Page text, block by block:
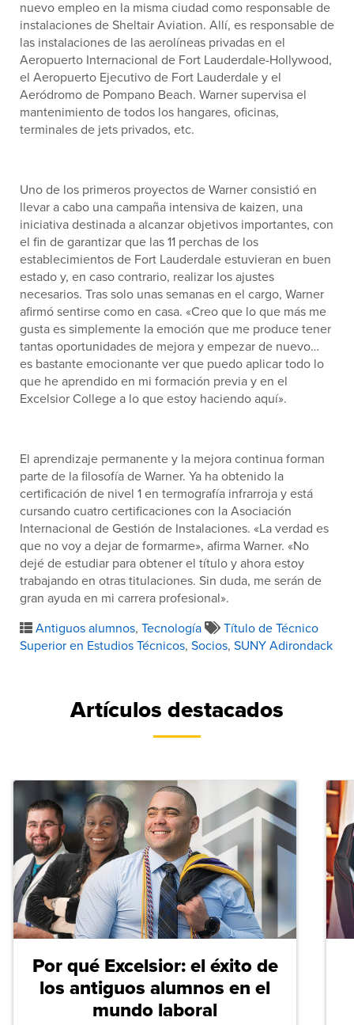
nuevo empleo en la misma ciudad como responsable de
instalaciones de Sheltair Aviation. Allí, es responsable de
las instalaciones de las aerolíneas privadas en el
Aeropuerto Internacional de Fort Lauderdale-Hollywood,
el Aeropuerto Ejecutivo de Fort Lauderdale y el
Aeródromo de Pompano Beach. Warner supervisa el
mantenimiento de todos los hangares, oficinas,
terminales de jets privados, etc.
Uno de los primeros proyectos de Warner consistió en
llevar a cabo una campaña intensiva de kaizen, una
iniciativa destinada a alcanzar objetivos importantes, con
el fin de garantizar que las 11 perchas de los
establecimientos de Fort Lauderdale estuvieran en buen
estado y, en caso contrario, realizar los ajustes
necesarios. Tras solo unas semanas en el cargo, Warner
afirmó sentirse como en casa. «Creo que lo que más me
gusta es simplemente la emoción que me produce tener
tantas oportunidades de mejora y empezar de nuevo…
es bastante emocionante ver que puedo aplicar todo lo
que he aprendido en mi formación previa y en el
Excelsior College a lo que estoy haciendo aquí».
El aprendizaje permanente y la mejora continua forman
parte de la filosofía de Warner. Ya ha obtenido la
certificación de nivel 1 en termografía infrarroja y está
cursando cuatro certificaciones con la Asociación
Internacional de Gestión de Instalaciones. «La verdad es
que no voy a dejar de formarme», afirma Warner. «No
dejé de estudiar para obtener el título y ahora estoy
trabajando en otras titulaciones. Sin duda, me serán de
gran ayuda en mi carrera profesional».
Antiguos alumnos, Tecnología
Título de Técnico
Superior en Estudios Técnicos, Socios, SUNY Adirondack
Artículos destacados
Por qué Excelsior: el éxito de
los antiguos alumnos en el
mundo laboral